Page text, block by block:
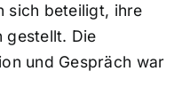
sich beteiligt, ihre
gestellt. Die
und Gespräch war